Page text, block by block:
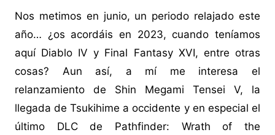
Nos metimos en junio, un periodo relajado este
año… ¿os acordáis en 2023, cuando teníamos
aquí Diablo IV y Final Fantasy XVI, entre otras
cosas? Aun así, a mí me interesa el
relanzamiento de Shin Megami Tensei V, la
llegada de Tsukihime a occidente y en especial el
último DLC de Pathfinder: Wrath of the